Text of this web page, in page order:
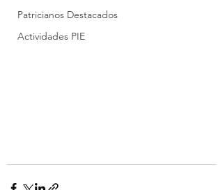
Patricianos Destacados
Actividades PIE